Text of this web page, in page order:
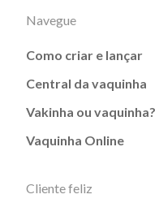
Navegue
Como criar e lançar
Central da vaquinha
Vakinha ou vaquinha?
Vaquinha Online
Cliente feliz